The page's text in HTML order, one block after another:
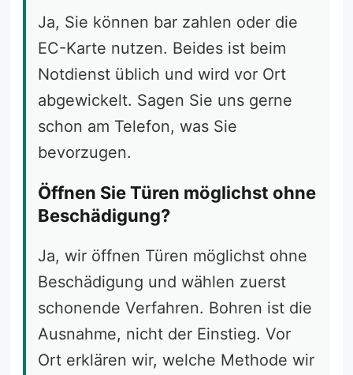
Ja, Sie können bar zahlen oder die
EC-Karte nutzen. Beides ist beim
Notdienst üblich und wird vor Ort
abgewickelt. Sagen Sie uns gerne
schon am Telefon, was Sie
bevorzugen.
Öffnen Sie Türen möglichst ohne
Beschädigung?
Ja, wir öffnen Türen möglichst ohne
Beschädigung und wählen zuerst
schonende Verfahren. Bohren ist die
Ausnahme, nicht der Einstieg. Vor
Ort erklären wir, welche Methode wir